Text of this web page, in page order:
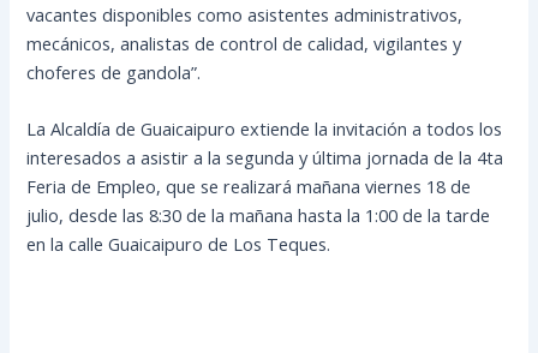
vacantes disponibles como asistentes administrativos,
mecánicos, analistas de control de calidad, vigilantes y
choferes de gandola”.
La Alcaldía de Guaicaipuro extiende la invitación a todos los
interesados a asistir a la segunda y última jornada de la 4ta
Feria de Empleo, que se realizará mañana viernes 18 de
julio, desde las 8:30 de la mañana hasta la 1:00 de la tarde
en la calle Guaicaipuro de Los Teques.